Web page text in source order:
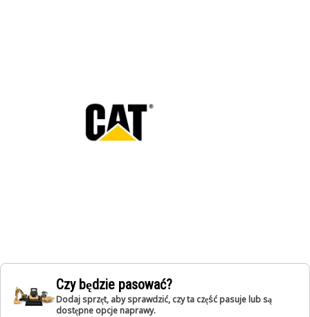
Czy będzie pasować?
Dodaj sprzęt, aby sprawdzić, czy ta część pasuje lub są
dostępne opcje naprawy.